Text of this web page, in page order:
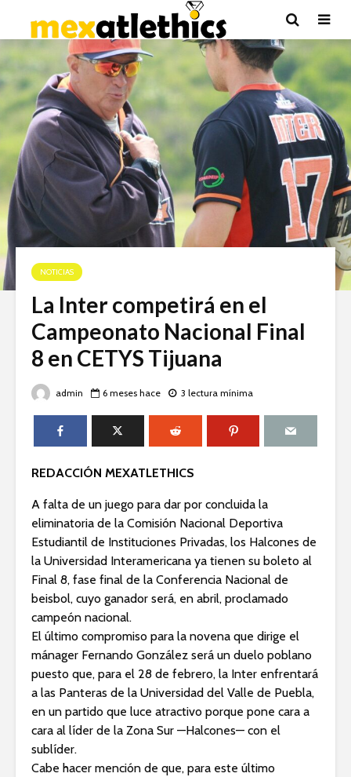
NOTICIAS
La Inter competirá en el
Campeonato Nacional Final
8 en CETYS Tijuana
admin 6 meses hace 3 lectura mínima
REDACCIÓN MEXATLETHICS
A falta de un juego para dar por concluida la
eliminatoria de la Comisión Nacional Deportiva
Estudiantil de Instituciones Privadas, los Halcones de
la Universidad Interamericana ya tienen su boleto al
Final 8, fase final de la Conferencia Nacional de
beisbol, cuyo ganador será, en abril, proclamado
campeón nacional.
El último compromiso para la novena que dirige el
mánager Fernando González será un duelo poblano
puesto que, para el 28 de febrero, la Inter enfrentará
a las Panteras de la Universidad del Valle de Puebla,
en un partido que luce atractivo porque pone cara a
cara al líder de la Zona Sur —Halcones— con el
sublíder.
Cabe hacer mención de que, para este último